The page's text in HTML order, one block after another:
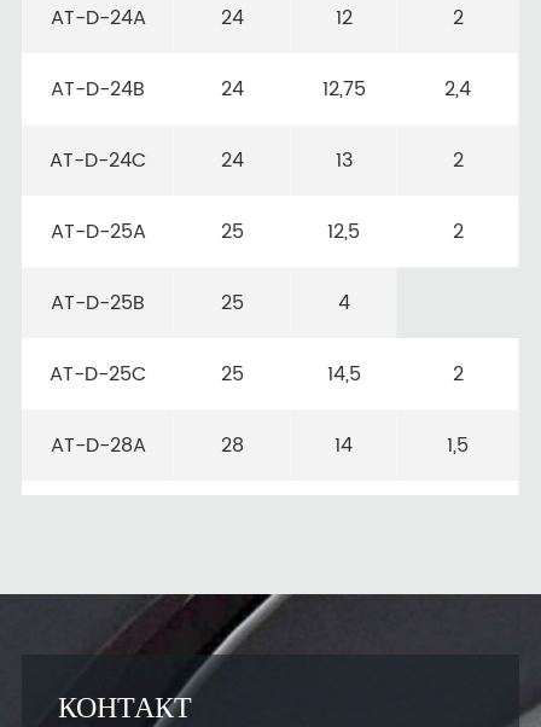
AT-D-24A 24 12 2
AT-D-24B 24 12,75 2,4
AT-D-24C 24 13 2
AT-D-25A 25 12,5 2
AT-D-25B 25 4
AT-D-25C 25 14,5 2
AT-D-28A 28 14 1,5
AT-D-28C 28 16 1,5
AT-D-30A 30
КОНТАКТ